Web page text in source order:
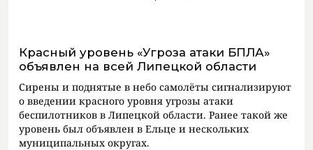
Красный уровень «Угроза атаки БПЛА»
объявлен на всей Липецкой области
Сирены и поднятые в небо самолёты сигнализируют
о введении красного уровня угрозы атаки
беспилотников в Липецкой области. Ранее такой же
уровень был объявлен в Ельце и нескольких
муниципальных округах.